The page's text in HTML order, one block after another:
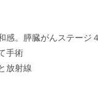
感。膵臓がんステージ
手術
放射線